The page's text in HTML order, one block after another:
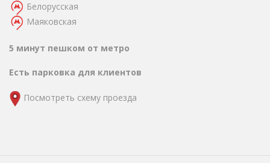
Белорусская
Маяковская
5 минут пешком от метро
Есть парковка для клиентов
Посмотреть схему проезда